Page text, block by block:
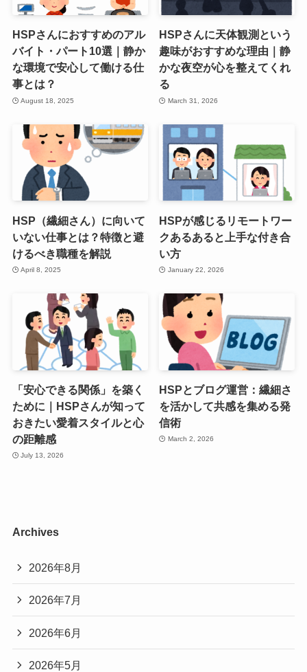
HSPさんにおすすめのアル
バイト・パート10選｜静か
な環境で安心して働ける仕
事とは？
August 18, 2025
HSPさんに天体観測という
趣味がおすすめな理由｜静
かな夜空が心を整えてくれ
る
March 31, 2026
HSP（繊細さん）に向いて
いない仕事とは？特徴と避
けるべき職種を解説
April 8, 2025
HSPが感じるリモートワー
クあるあると上手な付き合
い方
January 22, 2026
「安心できる関係」を築く
ために｜HSPさんが知って
おきたい愛着スタイルと心
の距離感
July 13, 2026
HSPとブログ運営：繊細さ
を活かして共感を集める発
信術
March 2, 2026
Archives
2026年8月
2026年7月
2026年6月
2026年5月